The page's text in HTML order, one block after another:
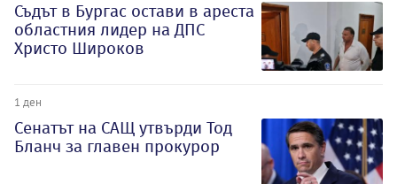
Съдът в Бургас остави в ареста
областния лидер на ДПС
Христо Широков
1 ден
Сенатът на САЩ утвърди Тод
Бланч за главен прокурор